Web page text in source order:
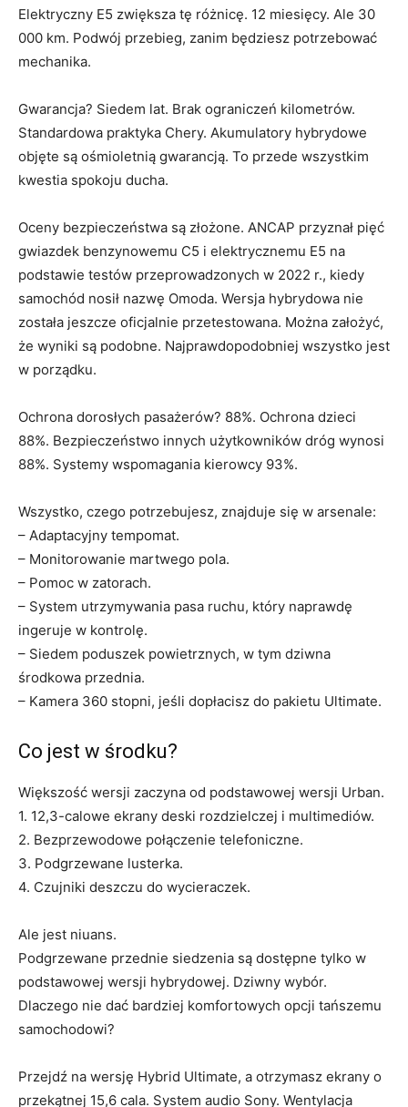
Elektryczny E5 zwiększa tę różnicę. 12 miesięcy. Ale 30
000 km. Podwój przebieg, zanim będziesz potrzebować
mechanika.
Gwarancja? Siedem lat. Brak ograniczeń kilometrów.
Standardowa praktyka Chery. Akumulatory hybrydowe
objęte są ośmioletnią gwarancją. To przede wszystkim
kwestia spokoju ducha.
Oceny bezpieczeństwa są złożone. ANCAP przyznał pięć
gwiazdek benzynowemu C5 i elektrycznemu E5 na
podstawie testów przeprowadzonych w 2022 r., kiedy
samochód nosił nazwę Omoda. Wersja hybrydowa nie
została jeszcze oficjalnie przetestowana. Można założyć,
że wyniki są podobne. Najprawdopodobniej wszystko jest
w porządku.
Ochrona dorosłych pasażerów? 88%. Ochrona dzieci
88%. Bezpieczeństwo innych użytkowników dróg wynosi
88%. Systemy wspomagania kierowcy 93%.
Wszystko, czego potrzebujesz, znajduje się w arsenale:
– Adaptacyjny tempomat.
– Monitorowanie martwego pola.
– Pomoc w zatorach.
– System utrzymywania pasa ruchu, który naprawdę
ingeruje w kontrolę.
– Siedem poduszek powietrznych, w tym dziwna
środkowa przednia.
– Kamera 360 stopni, jeśli dopłacisz do pakietu Ultimate.
Co jest w środku?
Większość wersji zaczyna od podstawowej wersji Urban.
1. 12,3-calowe ekrany deski rozdzielczej i multimediów.
2. Bezprzewodowe połączenie telefoniczne.
3. Podgrzewane lusterka.
4. Czujniki deszczu do wycieraczek.
Ale jest niuans.
Podgrzewane przednie siedzenia są dostępne tylko w
podstawowej wersji hybrydowej. Dziwny wybór.
Dlaczego nie dać bardziej komfortowych opcji tańszemu
samochodowi?
Przejdź na wersję Hybrid Ultimate, a otrzymasz ekrany o
przekątnej 15,6 cala. System audio Sony. Wentylacja